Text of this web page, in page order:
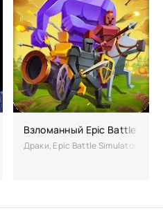
– эпическая игра по мотивам
Взломанный Epic Battle
Драки, Epic Battle Simulator –